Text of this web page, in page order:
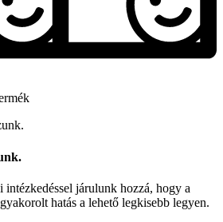
járulunk hozzá, hogy a
hatás a lehető legkisebb legyen.